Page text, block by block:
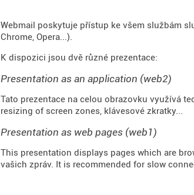
Webmail poskytuje přístup ke všem službám
Chrome, Opera...).
K dispozici jsou dvě různé prezentace:
Presentation as an application (web2)
Tato prezentace na celou obrazovku využívá
resizing of screen zones, klávesové zkratky...
Presentation as web pages (web1)
This presentation displays pages which are
vašich zpráv. It is recommended for slow